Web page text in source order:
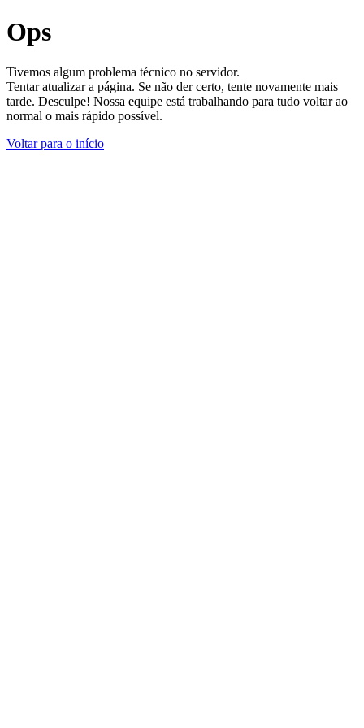
Ops
Tivemos algum problema técnico no servidor.
Tentar atualizar a página. Se não der certo, tente novamente mais
tarde. Desculpe! Nossa equipe está trabalhando para tudo voltar ao
normal o mais rápido possível.
Voltar para o início